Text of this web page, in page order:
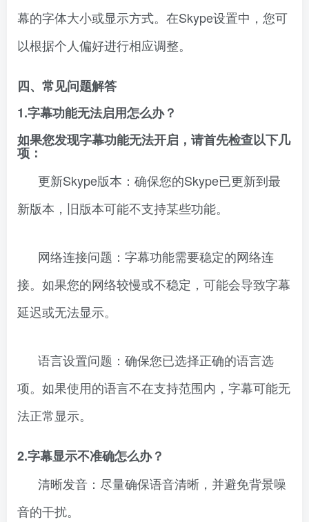
幕的字体大小或显示方式。在Skype设置中，您可
以根据个人偏好进行相应调整。
四、常见问题解答
1.字幕功能无法启用怎么办？
如果您发现字幕功能无法开启，请首先检查以下几
项：
更新Skype版本：确保您的Skype已更新到最
新版本，旧版本可能不支持某些功能。
网络连接问题：字幕功能需要稳定的网络连
接。如果您的网络较慢或不稳定，可能会导致字幕
延迟或无法显示。
语言设置问题：确保您已选择正确的语言选
项。如果使用的语言不在支持范围内，字幕可能无
法正常显示。
2.字幕显示不准确怎么办？
清晰发音：尽量确保语音清晰，并避免背景噪
音的干扰。